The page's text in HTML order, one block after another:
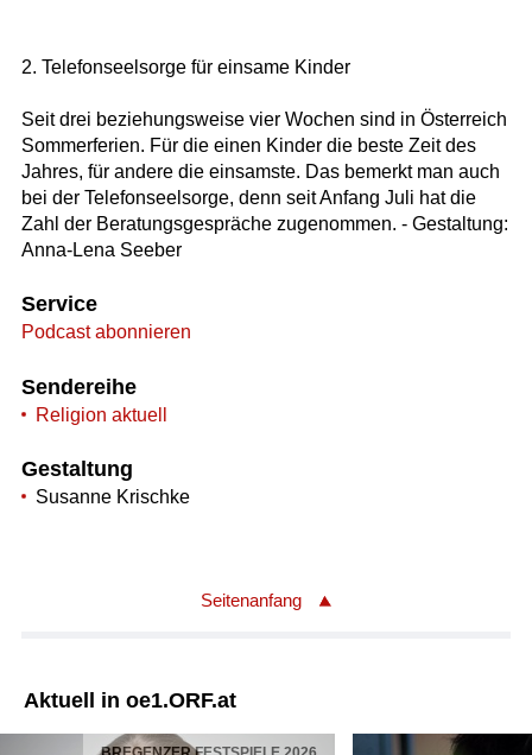
2. Telefonseelsorge für einsame Kinder
Seit drei beziehungsweise vier Wochen sind in Österreich
Sommerferien. Für die einen Kinder die beste Zeit des
Jahres, für andere die einsamste. Das bemerkt man auch
bei der Telefonseelsorge, denn seit Anfang Juli hat die
Zahl der Beratungsgespräche zugenommen. - Gestaltung:
Anna-Lena Seeber
Service
Podcast abonnieren
Sendereihe
Religion aktuell
Gestaltung
Susanne Krischke
Seitenanfang
Aktuell in oe1.ORF.at